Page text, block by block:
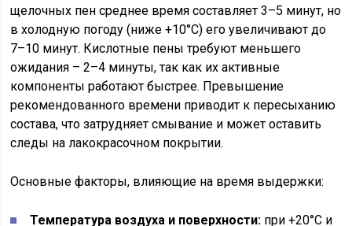
щелочных пен среднее время составляет 3–5 минут, но
в холодную погоду (ниже +10°C) его увеличивают до
7–10 минут. Кислотные пены требуют меньшего
ожидания – 2–4 минуты, так как их активные
компоненты работают быстрее. Превышение
рекомендованного времени приводит к пересыханию
состава, что затрудняет смывание и может оставить
следы на лакокрасочном покрытии.
Основные факторы, влияющие на время выдержки:
Температура воздуха и поверхности: при +20°C и